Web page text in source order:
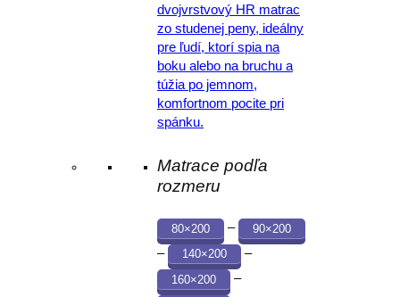
dvojvrstvový HR matrac
zo studenej peny, ideálny
pre ľudí, ktorí spia na
boku alebo na bruchu a
túžia po jemnom,
komfortnom pocite pri
spánku.
Matrace podľa
rozmeru
80×200 – 90×200
– 140×200 –
160×200 –